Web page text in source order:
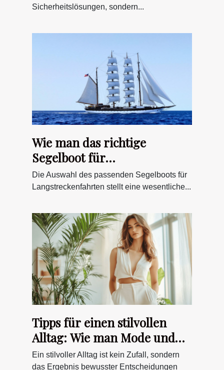
Sicherheitslösungen, sondern...
Wie man das richtige
Segelboot für
Langstreckenfahrten
auswählt
Die Auswahl des passenden Segelboots für
Langstreckenfahrten stellt eine wesentliche...
Tipps für einen stilvollen
Alltag: Wie man Mode und
Lebensstil kombiniert
Ein stilvoller Alltag ist kein Zufall, sondern
das Ergebnis bewusster Entscheidungen